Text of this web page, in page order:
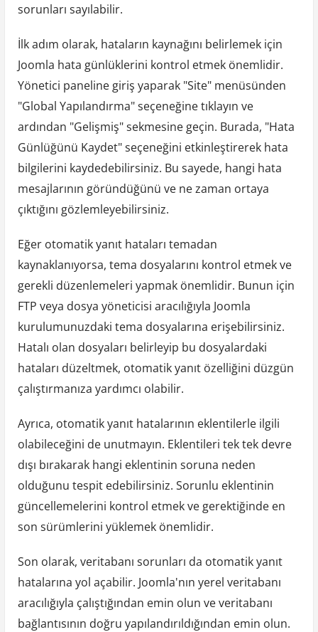
sorunları sayılabilir.
İlk adım olarak, hataların kaynağını belirlemek için
Joomla hata günlüklerini kontrol etmek önemlidir.
Yönetici paneline giriş yaparak "Site" menüsünden
"Global Yapılandırma" seçeneğine tıklayın ve
ardından "Gelişmiş" sekmesine geçin. Burada, "Hata
Günlüğünü Kaydet" seçeneğini etkinleştirerek hata
bilgilerini kaydedebilirsiniz. Bu sayede, hangi hata
mesajlarının göründüğünü ve ne zaman ortaya
çıktığını gözlemleyebilirsiniz.
Eğer otomatik yanıt hataları temadan
kaynaklanıyorsa, tema dosyalarını kontrol etmek ve
gerekli düzenlemeleri yapmak önemlidir. Bunun için
FTP veya dosya yöneticisi aracılığıyla Joomla
kurulumunuzdaki tema dosyalarına erişebilirsiniz.
Hatalı olan dosyaları belirleyip bu dosyalardaki
hataları düzeltmek, otomatik yanıt özelliğini düzgün
çalıştırmanıza yardımcı olabilir.
Ayrıca, otomatik yanıt hatalarının eklentilerle ilgili
olabileceğini de unutmayın. Eklentileri tek tek devre
dışı bırakarak hangi eklentinin soruna neden
olduğunu tespit edebilirsiniz. Sorunlu eklentinin
güncellemelerini kontrol etmek ve gerektiğinde en
son sürümlerini yüklemek önemlidir.
Son olarak, veritabanı sorunları da otomatik yanıt
hatalarına yol açabilir. Joomla'nın yerel veritabanı
aracılığıyla çalıştığından emin olun ve veritabanı
bağlantısının doğru yapılandırıldığından emin olun.